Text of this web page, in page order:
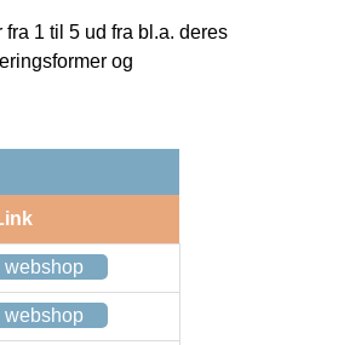
1 til 5 ud fra bl.a. deres
og
webshop
webshop